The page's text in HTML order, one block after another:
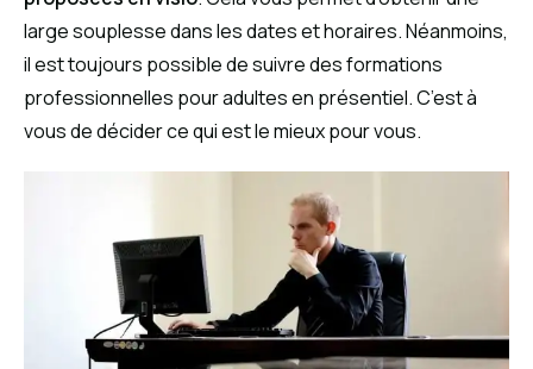
large souplesse dans les dates et horaires. Néanmoins,
il est toujours possible de suivre des formations
professionnelles pour adultes en présentiel. C’est à
vous de décider ce qui est le mieux pour vous.